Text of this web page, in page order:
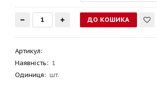
Артикул:
Наявність: 1
Одиниця: шт.